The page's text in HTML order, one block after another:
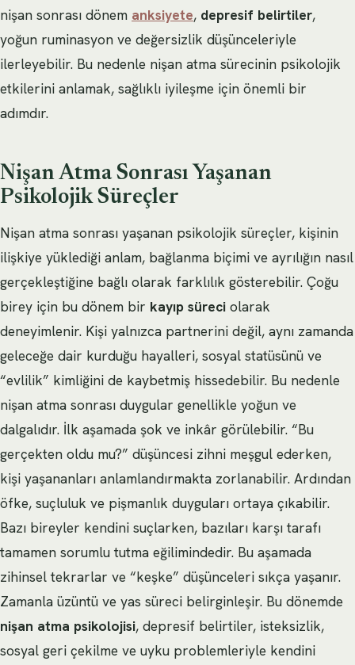
nişan sonrası dönem anksiyete, depresif belirtiler,
yoğun ruminasyon ve değersizlik düşünceleriyle
ilerleyebilir. Bu nedenle nişan atma sürecinin psikolojik
etkilerini anlamak, sağlıklı iyileşme için önemli bir
adımdır.
Nişan Atma Sonrası Yaşanan
Psikolojik Süreçler
Nişan atma sonrası yaşanan psikolojik süreçler, kişinin
ilişkiye yüklediği anlam, bağlanma biçimi ve ayrılığın nasıl
gerçekleştiğine bağlı olarak farklılık gösterebilir. Çoğu
birey için bu dönem bir kayıp süreci olarak
deneyimlenir. Kişi yalnızca partnerini değil, aynı zamanda
geleceğe dair kurduğu hayalleri, sosyal statüsünü ve
“evlilik” kimliğini de kaybetmiş hissedebilir. Bu nedenle
nişan atma sonrası duygular genellikle yoğun ve
dalgalıdır. İlk aşamada şok ve inkâr görülebilir. “Bu
gerçekten oldu mu?” düşüncesi zihni meşgul ederken,
kişi yaşananları anlamlandırmakta zorlanabilir. Ardından
öfke, suçluluk ve pişmanlık duyguları ortaya çıkabilir.
Bazı bireyler kendini suçlarken, bazıları karşı tarafı
tamamen sorumlu tutma eğilimindedir. Bu aşamada
zihinsel tekrarlar ve “keşke” düşünceleri sıkça yaşanır.
Zamanla üzüntü ve yas süreci belirginleşir. Bu dönemde
nişan atma psikolojisi, depresif belirtiler, isteksizlik,
sosyal geri çekilme ve uyku problemleriyle kendini